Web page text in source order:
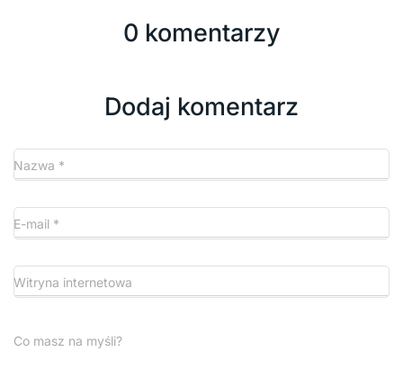
0 komentarzy
Dodaj komentarz
Nazwa *
E-mail *
Witryna internetowa
Co masz na myśli?